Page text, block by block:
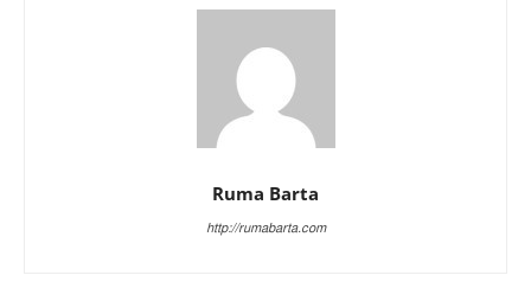
Ruma Barta
http://rumabarta.com